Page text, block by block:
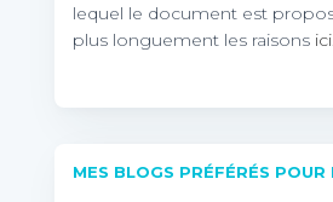
lequel le document est
plus longuement les raisons ici.
MES BLOGS PRÉFÉRÉS POUR